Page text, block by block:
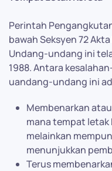
Perintah
bawah Seksyen 72
Undang-undang ini
1988. Antara
uandang-undang ini
Membenarkan
mana tempat
melainkan
menunjukkan
Terus